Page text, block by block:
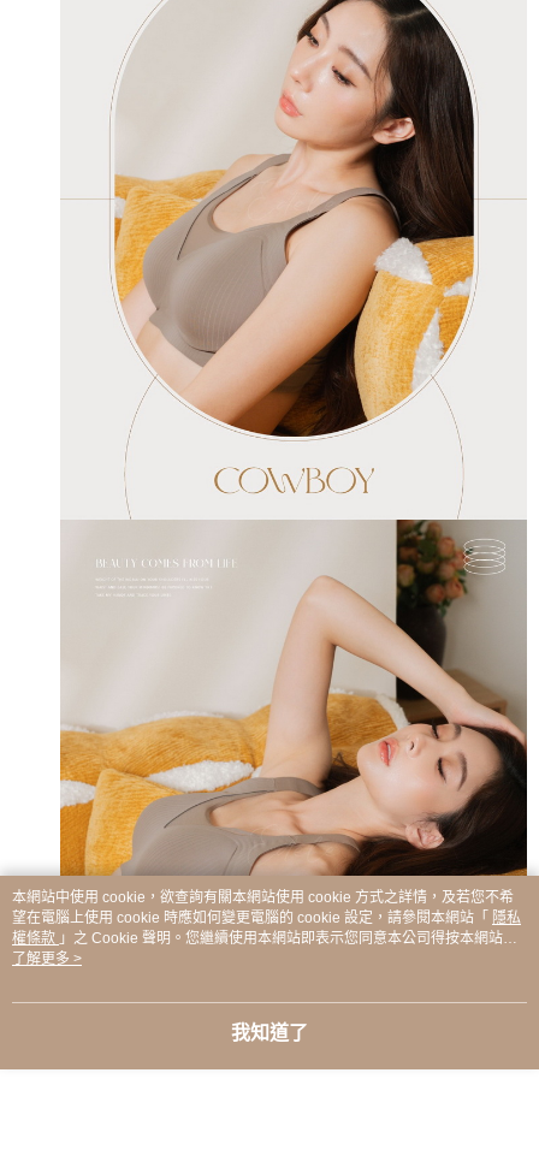
本網站中使用 cookie，欲查詢有關本網站使用 cookie 方式之詳情，及若您不希
望在電腦上使用 cookie 時應如何變更電腦的 cookie 設定，請參閱本網站「 隱私
權條款 」之 Cookie 聲明。您繼續使用本網站即表示您同意本公司得按本網站使
用條款之 Cookie 聲明使用 cookie。
了解更多 >
我知道了